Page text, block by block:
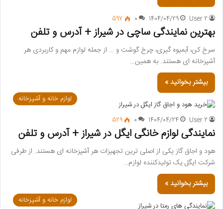
User 2
1404/04/29
0
597
بهترین نمایندگی ساچی در شیراز + آدرس و تلفن
سرخ کن، آبمیوه گیری، چرخ گوشت و … از جمله لوازم مهم و کاربردی هر
آشپزخانه ای هستند. به همین…
بیشتر بخوانید »
لوازم خانه و آشپزخانه
User 2
1404/04/24
0
529
نمایندگی لوازم خانگی ایگل در شیراز + آدرس و تلفن
هود و اجاق گاز یکی از اصلی ترین تجهیزات هر آشپزخانه ای هستند. از طرفی
شرکت ایگل یک تولیدکننده لوازم…
بیشتر بخوانید »
لوازم خانه و آشپزخانه